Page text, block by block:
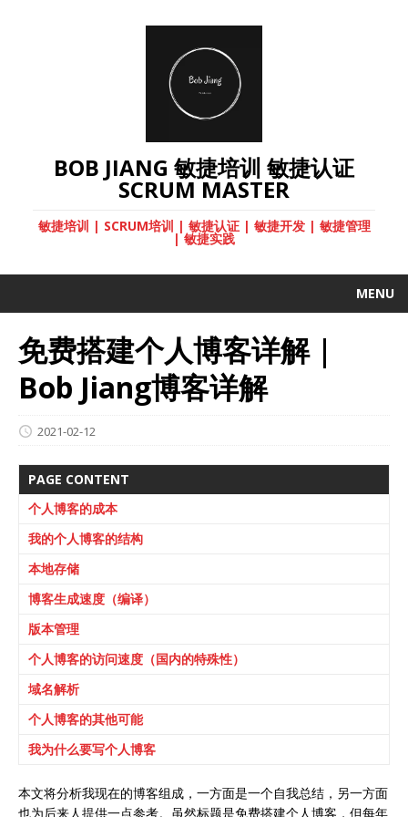
BOB JIANG 敏捷培训 敏捷认证
SCRUM MASTER
敏捷培训 | SCRUM培训 | 敏捷认证 | 敏捷开发 | 敏捷管理
| 敏捷实践
MENU
免费搭建个人博客详解 |
Bob Jiang博客详解
2021-02-12
PAGE CONTENT
个人博客的成本
我的个人博客的结构
本地存储
博客生成速度（编译）
版本管理
个人博客的访问速度（国内的特殊性）
域名解析
个人博客的其他可能
我为什么要写个人博客
本文将分析我现在的博客组成，一方面是一个自我总结，另一方面
也为后来人提供一点参考。虽然标题是免费搭建个人博客，但每年